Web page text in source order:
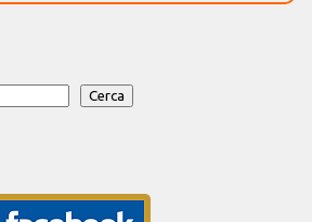
Cerca